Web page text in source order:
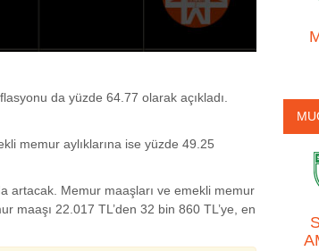
da yüzde 64.77 olarak açıkladı.
memur aylıklarına ise yüzde 49.25
artacak. Memur maaşları ve emekli memur
maaşı 22.017 TL’den 32 bin 860 TL’ye, en